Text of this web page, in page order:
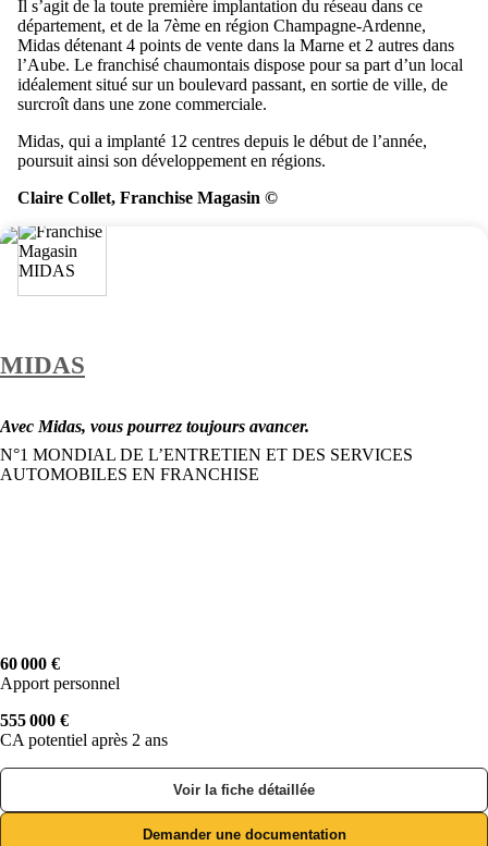
Il s’agit de la toute première implantation du réseau dans ce
département, et de la 7ème en région Champagne-Ardenne,
Midas détenant 4 points de vente dans la Marne et 2 autres dans
l’Aube. Le franchisé chaumontais dispose pour sa part d’un local
idéalement situé sur un boulevard passant, en sortie de ville, de
surcroît dans une zone commerciale.
Midas, qui a implanté 12 centres depuis le début de l’année,
poursuit ainsi son développement en régions.
Claire Collet, Franchise Magasin ©
MIDAS
Avec Midas, vous pourrez toujours avancer.
N°1 MONDIAL DE L’ENTRETIEN ET DES SERVICES
AUTOMOBILES EN FRANCHISE
60 000 €
Apport personnel
555 000 €
CA potentiel après 2 ans
Voir la fiche détaillée
Demander une documentation